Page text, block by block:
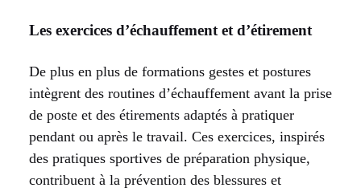
Les exercices d’échauffement et d’étirement
De plus en plus de formations gestes et postures
intègrent des routines d’échauffement avant la prise
de poste et des étirements adaptés à pratiquer
pendant ou après le travail. Ces exercices, inspirés
des pratiques sportives de préparation physique,
contribuent à la prévention des blessures et